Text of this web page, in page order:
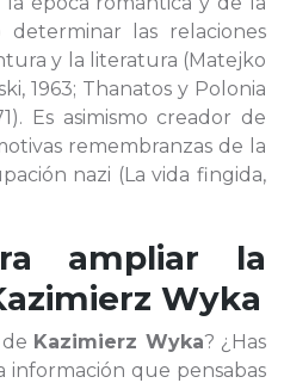
las relaciones
y la literatura (Matejko
1963; Thanatos y Polonia
Es asimismo creador de
remembranzas de la
nazi (La vida fingida,
ampliar la
Wyka
Kazimierz Wyka? ¿Has
que pensabas